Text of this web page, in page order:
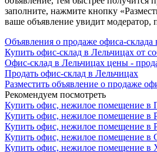
заполните, нажмите кнопку
ваше объявление увидит модератор,
Объявления о продаже офиса-склада
Купить офис-склад в Лельчицах от
Офис-склад в Лельчицах цены -
Продать офис-склад в Лельчицах
Разместить объявление о продаже
Рекомендуем посмотреть
Купить офис, нежилое помещение в
Купить офис, нежилое помещение в
Купить офис, нежилое помещение в
Купить офис, нежилое помещение в
Купить офис, нежилое помещение в